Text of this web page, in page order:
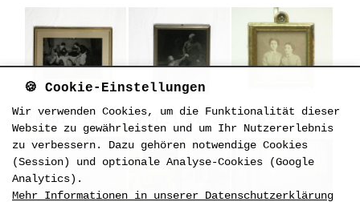
K_bil_0235 K_bil_0233 K_bil_0178
🍪 Cookie-Einstellungen
Wir verwenden Cookies, um die Funktionalität dieser
Website zu gewährleisten und um Ihr Nutzererlebnis
zu verbessern. Dazu gehören notwendige Cookies
(Session) und optionale Analyse-Cookies (Google
Analytics).
Mehr Informationen in unserer Datenschutzerklärung